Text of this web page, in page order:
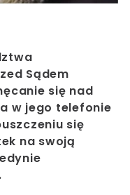
Sądem
się nad
w jego telefonie
się
na swoją